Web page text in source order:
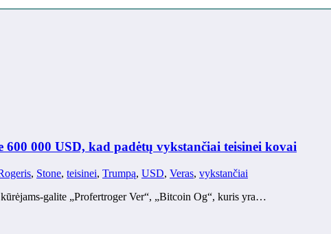
000 USD, kad padėtų vykstančiai teisinei kovai
, Stone, teisinei, Trumpą, USD, Veras, vykstančiai
galite „Profertroger Ver“, „Bitcoin Og“, kuris yra…